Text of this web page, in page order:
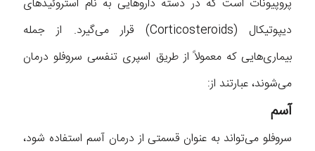
دیپوتیکال (Corticosteroids) قرار می‌گیرد. از جمله
بیماری‌هایی که معمولاً از طریق اسپری تنفسی سروفلو درمان
می‌شوند، عبارتند از:
آسم
سروفلو می‌تواند به عنوان قسمتی از درمان آسم استفاده شود،